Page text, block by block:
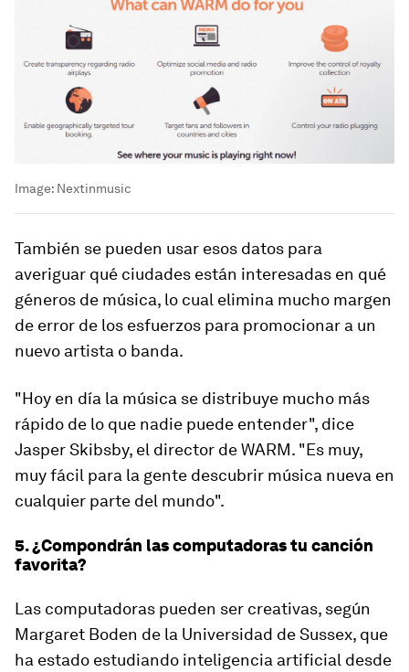
Image: Nextinmusic
También se pueden usar esos datos para
averiguar qué ciudades están interesadas en qué
géneros de música, lo cual elimina mucho margen
de error de los esfuerzos para promocionar a un
nuevo artista o banda.
"Hoy en día la música se distribuye mucho más
rápido de lo que nadie puede entender", dice
Jasper Skibsby, el director de WARM. "Es muy,
muy fácil para la gente descubrir música nueva en
cualquier parte del mundo".
5. ¿Compondrán las computadoras tu canción
favorita?
Las computadoras pueden ser creativas, según
Margaret Boden de la Universidad de Sussex, que
ha estado estudiando inteligencia artificial desde